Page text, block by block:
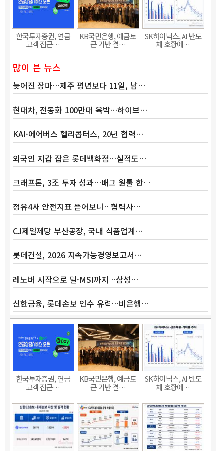
한국투자증권, 연금
고객 접근…
KB국민은행, 예금토
큰 기반 결…
SK하이닉스, AI 반도
체 호황에…
많이 본 뉴스
늦어진 장마…제주 평년보다 11일, 남…
현대차, 전동화 100만대 육박…하이브…
KAI·에어버스 헬리콥터스, 20년 협력…
외국인 지갑 잡은 롯데백화점…실적도…
크래프톤, 3조 투자 성과…배그 원툴 한…
정유4사 안전지표 뜯어보니…협력사…
CJ제일제당 부산공장, 국내 식품업계…
롯데건설, 2026 지속가능경영보고서…
레노버 시작으로 델·MSI까지…삼성…
신한금융, 롯데손보 인수 유력…비은행…
한국투자증권, 연금
고객 접근…
KB국민은행, 예금토
큰 기반 결…
SK하이닉스, AI 반도
체 호황에…